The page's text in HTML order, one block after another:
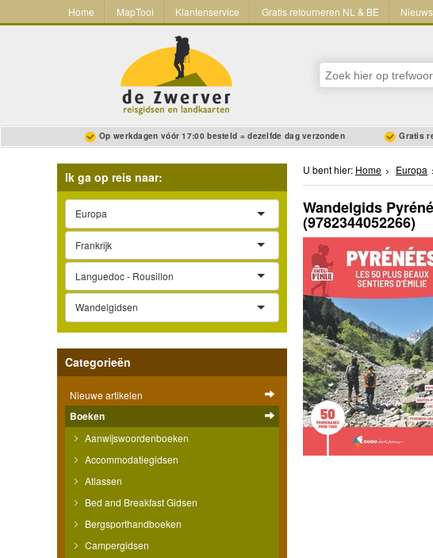
Home MapTool Klantenservice Gratis retourneren NL & BE
Op werkdagen vóór 17:00 besteld = dezelfde dag verzonden Gratis
Ik ga op reis naar:
Europa
Frankrijk
Languedoc - Rousillon
Wandelgidsen
Categorieën
Nieuwe artikelen
Boeken
Aanwijswoordenboeken
Accommodatiegidsen
Atlassen
Bed and Breakfast Gidsen
Bergsporthandboeken
Campergidsen
U bent hier: Home Europa
Wandelgids
(9782344052266)